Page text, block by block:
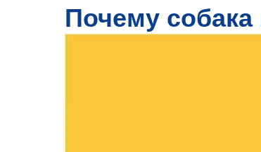
Почему